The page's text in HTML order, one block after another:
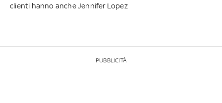
clienti hanno anche Jennifer Lopez
PUBBLICITÀ